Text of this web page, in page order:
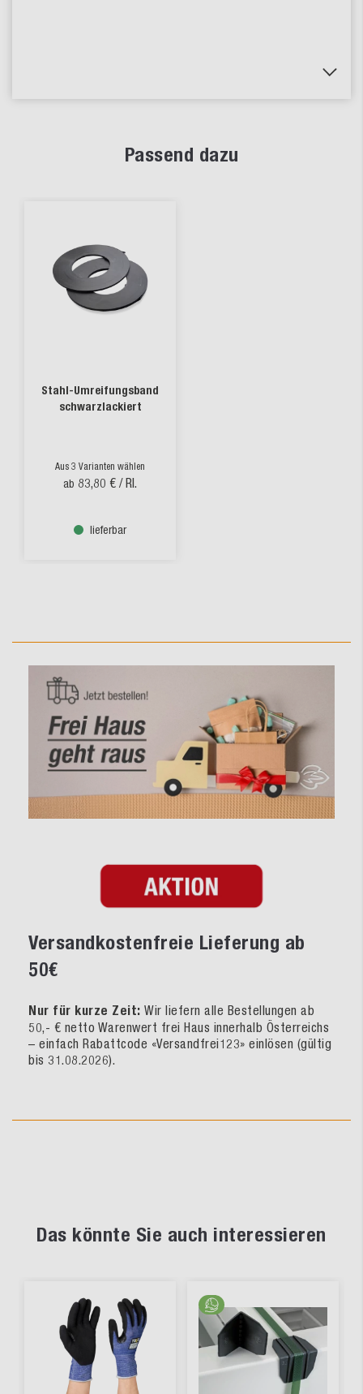
Passend dazu
Stahl-Umreifungsband
schwarzlackiert
Aus 3 Varianten wählen
ab 83,80 € / Rl.
lieferbar
Versandkostenfreie Lieferung ab
50€
Nur für kurze Zeit: Wir liefern alle Bestellungen ab
50,- € netto Warenwert frei Haus innerhalb Österreichs
– einfach Rabattcode «Versandfrei123» einlösen (gültig
bis 31.08.2026).
Das könnte Sie auch interessieren